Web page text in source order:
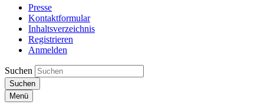
Presse
Kontaktformular
Inhaltsverzeichnis
Registrieren
Anmelden
Suchen
Suchen
Menü